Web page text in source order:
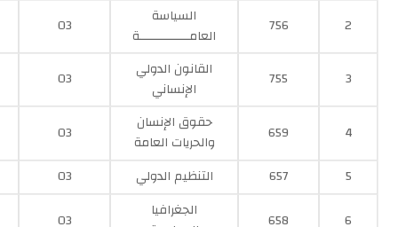
2
756
السياسة
العامــــــــــــــة
03
3
755
القانون الدولي
الإنساني
03
4
659
حقوق الإنسان
والحريات العامة
03
5
657 التنظيم الدولي
03
6
658
الجغرافيا
03